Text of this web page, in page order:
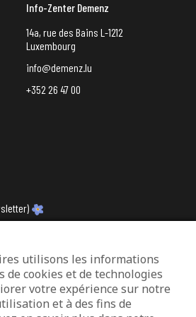
Info-Zenter Demenz
14a, rue des Bains L-1212
Luxembourg
info@demenz.lu
+352 26 47 00
utilisons les informations
de cookies et de technologies
votre expérience sur notre
et à des fins de